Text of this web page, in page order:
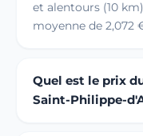
et alentours (10
moyenne de 2,072
Quel est le prix
Saint-Philippe-